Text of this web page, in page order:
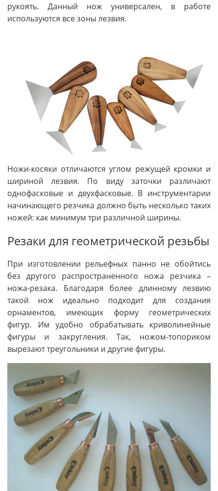
рукоять. Данный нож универсален, в работе
используются все зоны лезвия.
Ножи-косяки отличаются углом режущей кромки и
шириной лезвия. По виду заточки различают
однофасковые и двухфасковые. В инструментарии
начинающего резчика должно быть несколько таких
ножей: как минимум три различной ширины.
Резаки для геометрической резьбы
При изготовлении рельефных панно не обойтись
без другого распространенного ножа резчика –
ножа-резака. Благодаря более длинному лезвию
такой нож идеально подходит для создания
орнаментов, имеющих форму геометрических
фигур. Им удобно обрабатывать криволинейные
фигуры и закругления. Так, ножом-топориком
вырезают треугольники и другие фигуры.